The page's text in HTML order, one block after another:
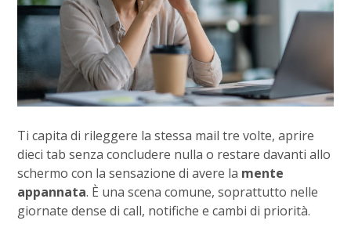
Ti capita di rileggere la stessa mail tre volte, aprire
dieci tab senza concludere nulla o restare davanti allo
schermo con la sensazione di avere la mente
appannata. È una scena comune, soprattutto nelle
giornate dense di call, notifiche e cambi di priorità.